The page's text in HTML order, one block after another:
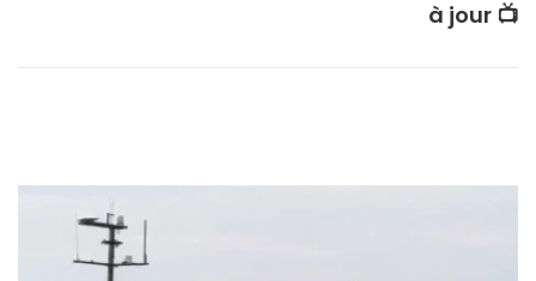
à jour 📺